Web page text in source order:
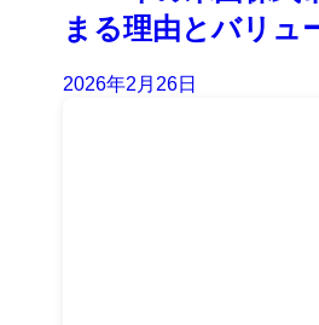
まる理由とバリュ
2026年2月26日